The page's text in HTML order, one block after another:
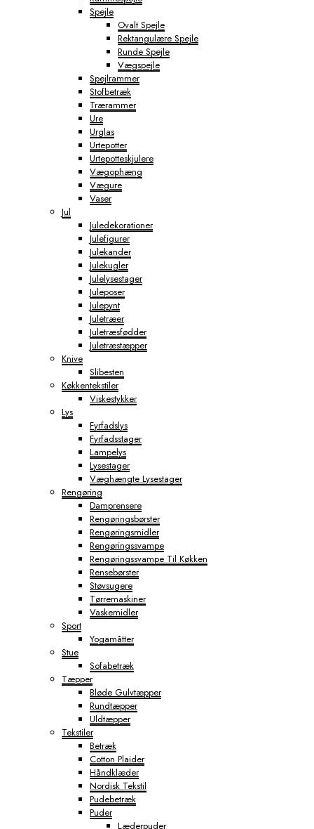
Spejle
Ovalt Spejle
Rektangulære Spejle
Runde Spejle
Vægspejle
Spejlrammer
Stofbetræk
Trærammer
Ure
Urglas
Urtepotter
Urtepotteskjulere
Vægophæng
Vægure
Vaser
Jul
Juledekorationer
Julefigurer
Julekander
Julekugler
Julelysestager
Juleposer
Julepynt
Juletræer
Juletræsfødder
Juletræstæpper
Knive
Slibesten
Køkkentekstiler
Viskestykker
Lys
Fyrfadslys
Fyrfadsstager
Lampelys
Lysestager
Væghængte Lysestager
Rengøring
Damprensere
Rengøringsbørster
Rengøringsmidler
Rengøringssvampe
Rengøringssvampe Til Køkken
Rensebørster
Støvsugere
Tørremaskiner
Vaskemidler
Sport
Yogamåtter
Stue
Sofabetræk
Tæpper
Bløde Gulvtæpper
Rundtæpper
Uldtæpper
Tekstiler
Betræk
Cotton Plaider
Håndklæder
Nordisk Tekstil
Pudebetræk
Puder
Læderpuder